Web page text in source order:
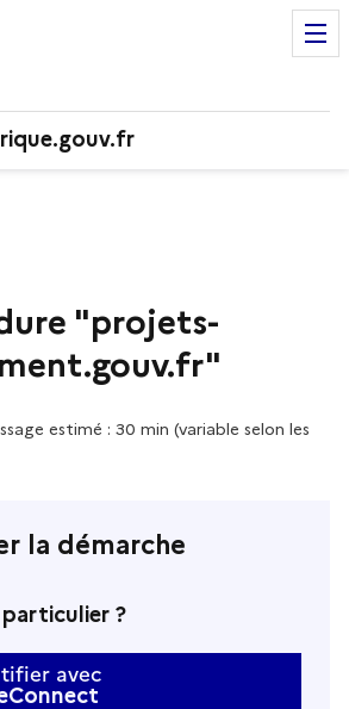
"projets-
estimé : 30 min (variable selon les
la démarche
?
avec